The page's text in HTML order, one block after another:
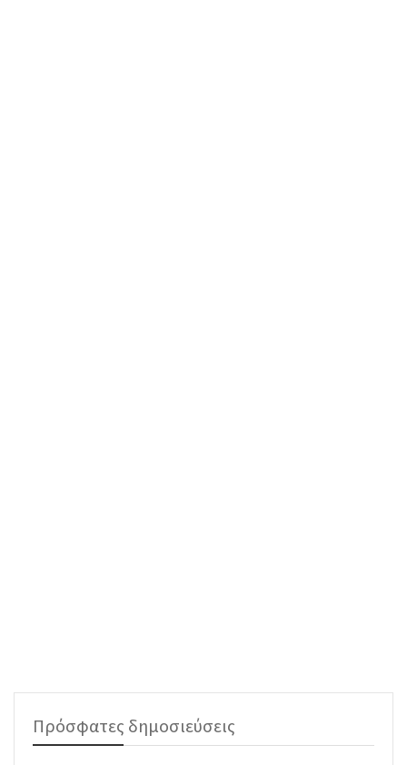
Πρόσφατες δημοσιεύσεις